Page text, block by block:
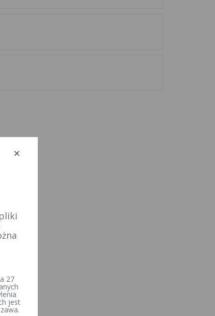
27
jest